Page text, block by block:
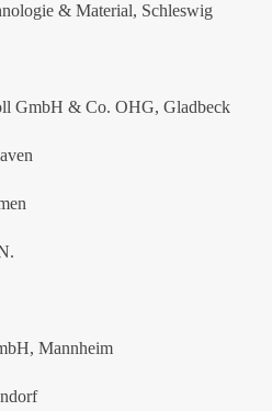
& Material, Schleswig
GmbH & Co. OHG, Gladbeck
Mannheim